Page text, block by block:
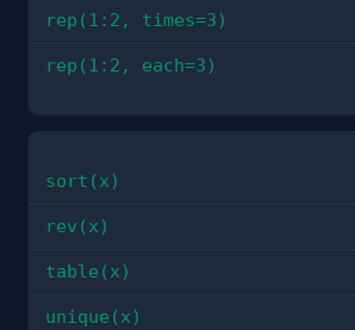
rep(1:2, times=3)
rep(1:2, each=3)
sort(x)
rev(x)
table(x)
unique(x)